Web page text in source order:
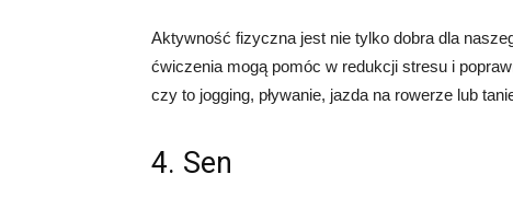
Aktywność fizyczna jest nie tylko dobra dla
ćwiczenia mogą pomóc w redukcji stresu i
czy to jogging, pływanie, jazda na rowerze lub
4. Sen